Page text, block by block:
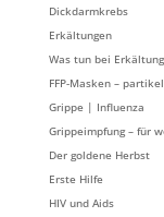
Dickdarmkrebs
Erkältungen
Was tun bei
FFP-Masken –
Grippe | Influenza
Grippeimpfung – für
Der goldene Herbst
Erste Hilfe
HIV und Aids